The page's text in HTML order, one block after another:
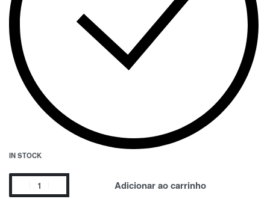
IN STOCK
Adicionar ao carrinho